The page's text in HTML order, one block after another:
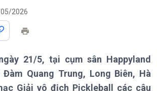
2026
21/5, tại cụm sân Happyland
Quang Trung, Long Biên, Hà
Giải vô địch Pickleball các câu